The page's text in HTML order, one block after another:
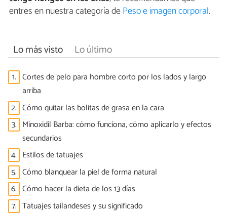
entres en nuestra categoría dePeso e imagen corporal.
Lo más visto Lo último
1. Cortes de pelo para hombre corto por los lados y largo
arriba
2. Cómo quitar las bolitas de grasa en la cara
3. Minoxidil Barba: cómo funciona, cómo aplicarlo y efectos
secundarios
4. Estilos de tatuajes
5. Cómo blanquear la piel de forma natural
6. Cómo hacer la dieta de los 13 días
7. Tatuajes tailandeses y su significado